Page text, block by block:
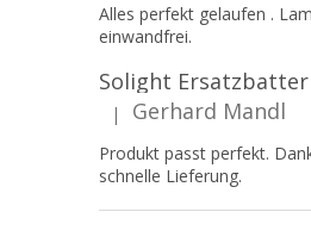
Alles perfekt gelaufen .
einwandfrei.
Die Produktbewertung
| Gerhard Mandl
Produkt passt perfekt.
schnelle Lieferung.